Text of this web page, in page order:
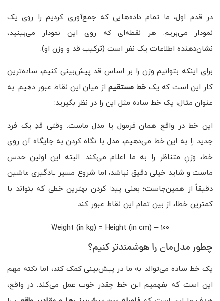
در قدم اول، ما تمام داده‌هایی که جمع‌آوری کردیم را روی یک
نمودار می‌بریم. هر نقطه‌ای که روی این نمودار می‌بینید،
نشان‌دهنده اطلاعات یک نفر است (ترکیب قد و وزن او).
برای اینکه بتوانیم وزن را بر اساس قد پیش‌بینی کنیم، ساده‌ترین
کار این است که یک خط مستقیم از میان این نقاط عبور دهیم. به
عنوان مثال، یک خط ساده مثل این را در نظر بگیرید:
این خط در واقع همان فرمول یا مدل ماست. وقتی قدِ یک فرد
جدید را به این خط می‌دهیم، مدل با نگاه کردن به جایگاه آن روی
خط، وزنِ متناظر را به ما اعلام می‌کند. البته این اولین حدس
ماست و شاید خیلی دقیق نباشد، اما شروع مسیر یادگیری ماشین
دقیقاً از همین‌جاست؛ یعنی پیدا کردن بهترین خطی که بتواند با
کمترین خطا، از بین تمام این نقاط عبور کند.
Weight (in kg) = Height (in cm) – 100
چطور مدل‌مان را هوشمندتر کنیم؟
یک خط ساده می‌تواند به ما در پیش‌بینی کمک کند، اما نکته مهم
این است که بفهمیم این خط چقدر خوب عمل می‌کند. در واقع،